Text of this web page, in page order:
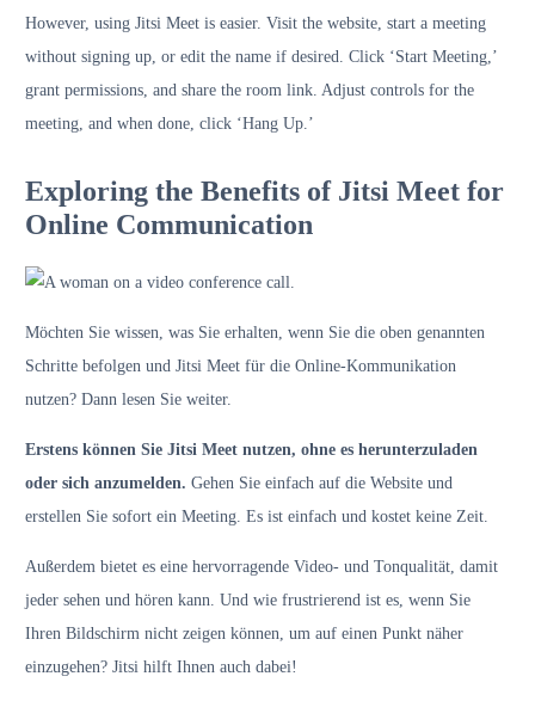
However, using Jitsi Meet is easier. Visit the website, start a meeting
without signing up, or edit the name if desired. Click ‘Start Meeting,’
grant permissions, and share the room link. Adjust controls for the
meeting, and when done, click ‘Hang Up.’
Exploring the Benefits of Jitsi Meet for
Online Communication
Möchten Sie wissen, was Sie erhalten, wenn Sie die oben genannten
Schritte befolgen und Jitsi Meet für die Online-Kommunikation
nutzen? Dann lesen Sie weiter.
Erstens können Sie Jitsi Meet nutzen, ohne es herunterzuladen
oder sich anzumelden. Gehen Sie einfach auf die Website und
erstellen Sie sofort ein Meeting. Es ist einfach und kostet keine Zeit.
Außerdem bietet es eine hervorragende Video- und Tonqualität, damit
jeder sehen und hören kann. Und wie frustrierend ist es, wenn Sie
Ihren Bildschirm nicht zeigen können, um auf einen Punkt näher
einzugehen? Jitsi hilft Ihnen auch dabei!